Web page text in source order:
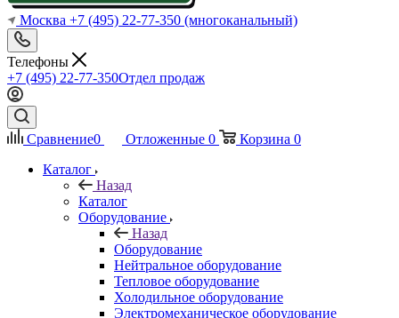
Москва +7 (495) 22-77-350 (многоканальный)
Телефоны
+7 (495) 22-77-350Отдел продаж
Сравнение0 Отложенные 0 Корзина 0
Каталог
Назад
Каталог
Оборудование
Назад
Оборудование
Нейтральное оборудование
Тепловое оборудование
Холодильное оборудование
Электромеханическое оборудование